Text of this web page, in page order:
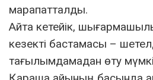
марапатталды.
Айта кетейік,
кезекті бастамасы –
тағылымдамадан өту